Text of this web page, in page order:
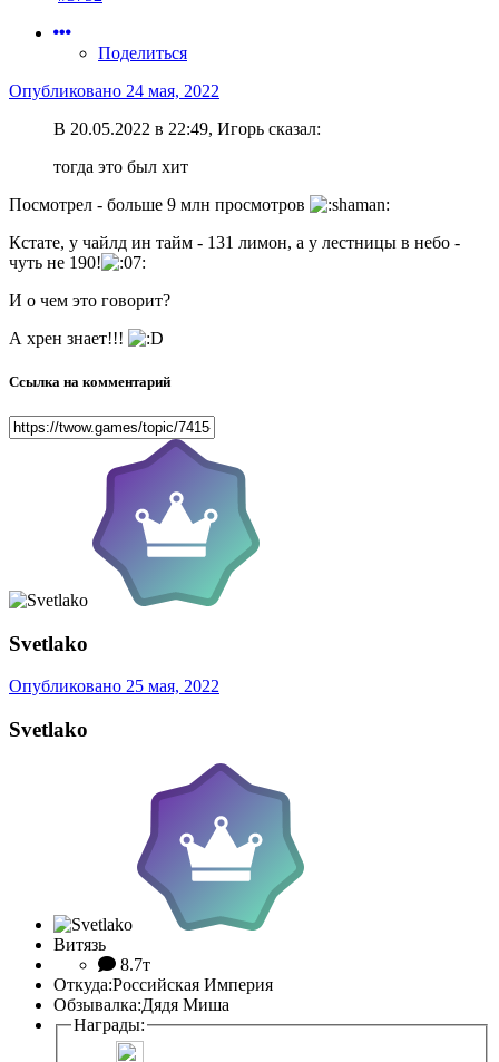
Поделиться
Опубликовано 24 мая, 2022
В 20.05.2022 в 22:49, Игорь сказал:
тогда это был хит
Посмотрел - больше 9 млн просмотров
Кстате, у чайлд ин тайм - 131 лимон, а у лестницы в небо -
чуть не 190!
И о чем это говорит?
А хрен знает!!!
Ссылка на комментарий
Svetlako
Опубликовано 25 мая, 2022
Svetlako
Витязь
8.7т
Откуда:Российская Империя
Обзывалка:Дядя Миша
Награды: